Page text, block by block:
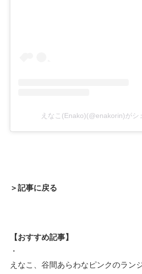
えなこ(Enako)(@enakorin)がシ
＞記事に戻る
【おすすめ記事】
・
えなこ、谷間あらわなピンクのラン